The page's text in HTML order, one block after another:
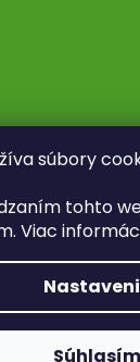
súbory
tohto
Viac
Súhlasím
Fytoliečba.
Upraviť nastavenie